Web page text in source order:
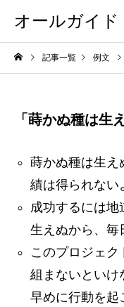
オールガイド
記事一覧 例文
「蒔かぬ種は生
蒔かぬ種は生え
績は得られない
成功するには地
生えぬから、毎
このプロジェク
組まないといけ
早めに行動を起